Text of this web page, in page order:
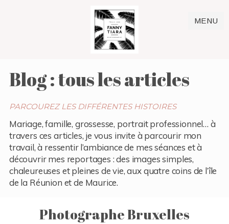
MENU
Blog : tous les articles
PARCOUREZ LES DIFFÉRENTES HISTOIRES
Mariage, famille, grossesse, portrait professionnel… à
travers ces articles, je vous invite à parcourir mon
travail, à ressentir l’ambiance de mes séances et à
découvrir mes reportages : des images simples,
chaleureuses et pleines de vie, aux quatre coins de l’île
de la Réunion et de Maurice.
Photographe Bruxelles